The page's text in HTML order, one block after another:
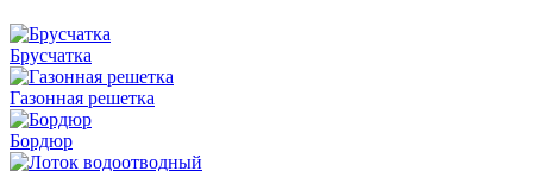
Брусчатка
Газонная решетка
Бордюр